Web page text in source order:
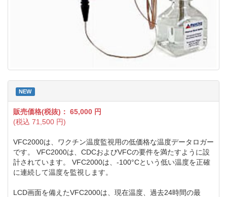
NEW
販売価格(税抜)： 65,000 円
(税込 71,500 円)
VFC2000は、ワクチン温度監視用の低価格な温度データロガー
です。 VFC2000は、CDCおよびVFCの要件を満たすように設
計されています。 VFC2000は、-100°Cという低い温度を正確
に連続して温度を監視します。
LCD画面を備えたVFC2000は、現在温度、過去24時間の最